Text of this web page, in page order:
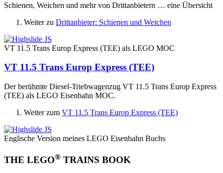
Schienen, Weichen und mehr von Drittanbietern … eine Übersicht
Weiter zu Drittanbieter: Schienen und Weichen
VT 11.5 Trans Europ Express (TEE) als LEGO MOC
VT 11.5 Trans Europ Express (TEE)
Der berühmte Diesel-Triebwagenzug VT 11.5 Trans Europ Express
(TEE) als LEGO Eisenbahn MOC.
Weiter zum VT 11.5 Trans Europ Express (TEE)
Englische Version meines LEGO Eisenbahn Buchs
THE LEGO® TRAINS BOOK